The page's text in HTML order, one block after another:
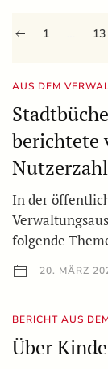
1 13
AUS DEM
berichtete
In der
folgende
20. MÄRZ
BERICHT AUS
Über